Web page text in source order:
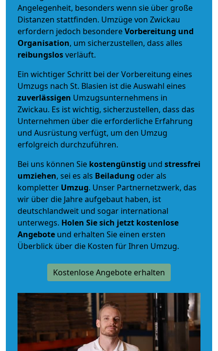
Angelegenheit, besonders wenn sie über große
Distanzen stattfinden. Umzüge von Zwickau
erfordern jedoch besondereVorbereitung und
Organisation, um sicherzustellen, dass alles
reibungslosverläuft.
Ein wichtiger Schritt bei der Vorbereitung eines
Umzugs nach St. Blasien ist die Auswahl eines
zuverlässigen Umzugsunternehmens in
Zwickau. Es ist wichtig, sicherzustellen, dass das
Unternehmen über die erforderliche Erfahrung
und Ausrüstung verfügt, um den Umzug
erfolgreich durchzuführen.
Bei uns können Sie kostengünstig und stressfrei
umziehen, sei es als Beiladung oder als
kompletter Umzug. Unser Partnernetzwerk, das
wir über die Jahre aufgebaut haben, ist
deutschlandweit und sogar international
unterwegs. Holen Sie sich jetzt kostenlose
Angebote und erhalten Sie einen ersten
Überblick über die Kosten für Ihren Umzug.
Kostenlose Angebote erhalten